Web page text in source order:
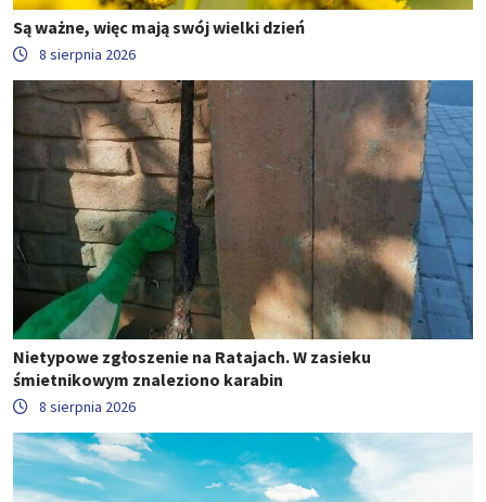
Są ważne, więc mają swój wielki dzień
8 sierpnia 2026
Nietypowe zgłoszenie na Ratajach. W zasieku
śmietnikowym znaleziono karabin
8 sierpnia 2026